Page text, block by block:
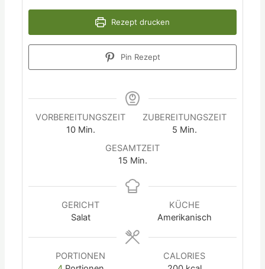
Rezept drucken
Pin Rezept
VORBEREITUNGSZEIT
10 Min.
ZUBEREITUNGSZEIT
5 Min.
GESAMTZEIT
15 Min.
GERICHT
Salat
KÜCHE
Amerikanisch
PORTIONEN
CALORIES